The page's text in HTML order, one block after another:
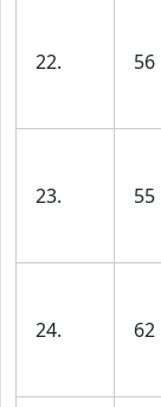
22. 56
23. 55
24. 62